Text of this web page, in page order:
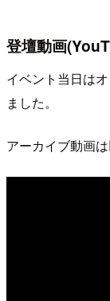
登壇動画
イベント当日は
ました。
アーカイブ動画